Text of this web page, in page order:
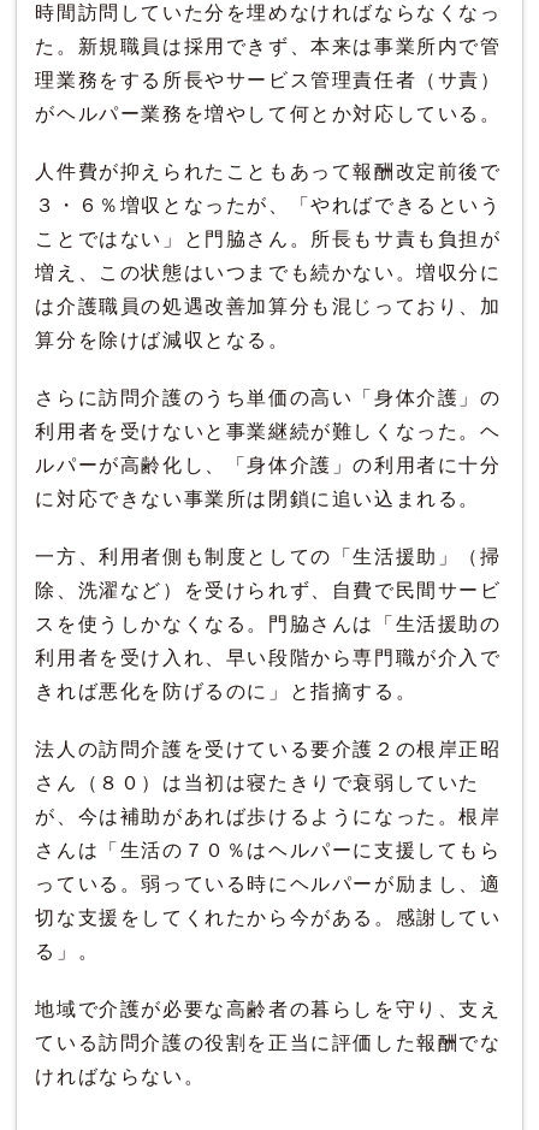
時間訪問していた分を埋めなければならなくなっ
た。新規職員は採用できず、本来は事業所内で管
理業務をする所長やサービス管理責任者（サ責）
がヘルパー業務を増やして何とか対応している。
人件費が抑えられたこともあって報酬改定前後で
３・６％増収となったが、「やればできるという
ことではない」と門脇さん。所長もサ責も負担が
増え、この状態はいつまでも続かない。増収分に
は介護職員の処遇改善加算分も混じっており、加
算分を除けば減収となる。
さらに訪問介護のうち単価の高い「身体介護」の
利用者を受けないと事業継続が難しくなった。ヘ
ルパーが高齢化し、「身体介護」の利用者に十分
に対応できない事業所は閉鎖に追い込まれる。
一方、利用者側も制度としての「生活援助」（掃
除、洗濯など）を受けられず、自費で民間サービ
スを使うしかなくなる。門脇さんは「生活援助の
利用者を受け入れ、早い段階から専門職が介入で
きれば悪化を防げるのに」と指摘する。
法人の訪問介護を受けている要介護２の根岸正昭
さん（８０）は当初は寝たきりで衰弱していた
が、今は補助があれば歩けるようになった。根岸
さんは「生活の７０％はヘルパーに支援してもら
っている。弱っている時にヘルパーが励まし、適
切な支援をしてくれたから今がある。感謝してい
る」。
地域で介護が必要な高齢者の暮らしを守り、支え
ている訪問介護の役割を正当に評価した報酬でな
ければならない。